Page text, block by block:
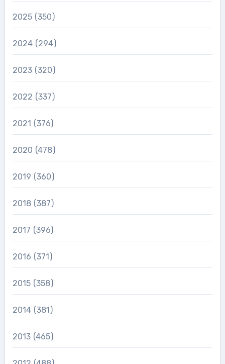
2025 (350)
2024 (294)
2023 (320)
2022 (337)
2021 (376)
2020 (478)
2019 (360)
2018 (387)
2017 (396)
2016 (371)
2015 (358)
2014 (381)
2013 (465)